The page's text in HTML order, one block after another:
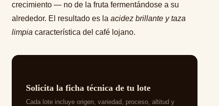
crecimiento — no de la fruta fermentándose a su
alrededor. El resultado es la acidez brillante y taza
limpia característica del café lojano.
Solicita la ficha técnica de tu lote
Cada lote incluye origen, variedad, proceso, altitud y